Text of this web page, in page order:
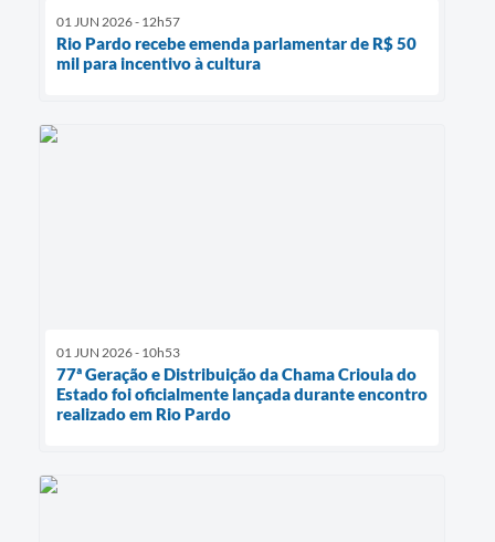
01 JUN 2026 - 12h57
Rio Pardo recebe emenda parlamentar de R$ 50
mil para incentivo à cultura
01 JUN 2026 - 10h53
77ª Geração e Distribuição da Chama Crioula do
Estado foi oficialmente lançada durante encontro
realizado em Rio Pardo